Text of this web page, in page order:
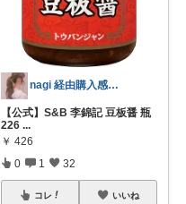
nagi 経由購入感謝✨お買い物マラソン
【公式】S&B 李錦記 豆板醤 瓶
226 ...
￥ 426
0 1 32
コレ いいね